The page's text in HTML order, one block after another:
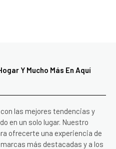
Y Mucho Más En Aquí
las mejores tendencias y
en un solo lugar. Nuestro
ofrecerte una experiencia de
más destacadas y a los